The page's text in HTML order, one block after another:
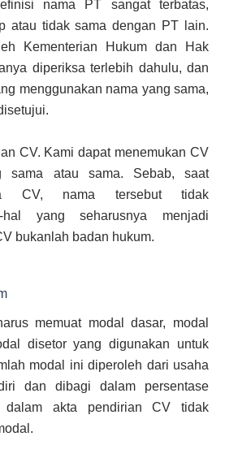
nama PT sangat terbatas,
atau tidak sama dengan PT lain.
Kementerian Hukum dan Hak
diperiksa terlebih dahulu, dan
menggunakan nama yang sama,
CV. Kami dapat menemukan CV
sama atau sama. Sebab, saat
CV, nama tersebut tidak
hal yang seharusnya menjadi
bukanlah badan hukum.
memuat modal dasar, modal
disetor yang digunakan untuk
modal ini diperoleh dari usaha
dan dibagi dalam persentase
dalam akta pendirian CV tidak